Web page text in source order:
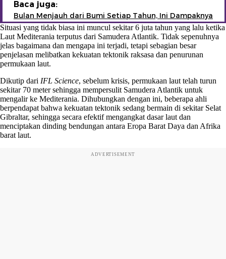
Baca juga:
Bulan Menjauh dari Bumi Setiap Tahun, Ini Dampaknya
Situasi yang tidak biasa ini muncul sekitar 6 juta tahun yang lalu ketika
Laut Mediterania terputus dari Samudera Atlantik. Tidak sepenuhnya
jelas bagaimana dan mengapa ini terjadi, tetapi sebagian besar
penjelasan melibatkan kekuatan tektonik raksasa dan penurunan
permukaan laut.
Dikutip dari IFL Science, sebelum krisis, permukaan laut telah turun
sekitar 70 meter sehingga mempersulit Samudera Atlantik untuk
mengalir ke Mediterania. Dihubungkan dengan ini, beberapa ahli
berpendapat bahwa kekuatan tektonik sedang bermain di sekitar Selat
Gibraltar, sehingga secara efektif mengangkat dasar laut dan
menciptakan dinding bendungan antara Eropa Barat Daya dan Afrika
barat laut.
ADVERTISEMENT